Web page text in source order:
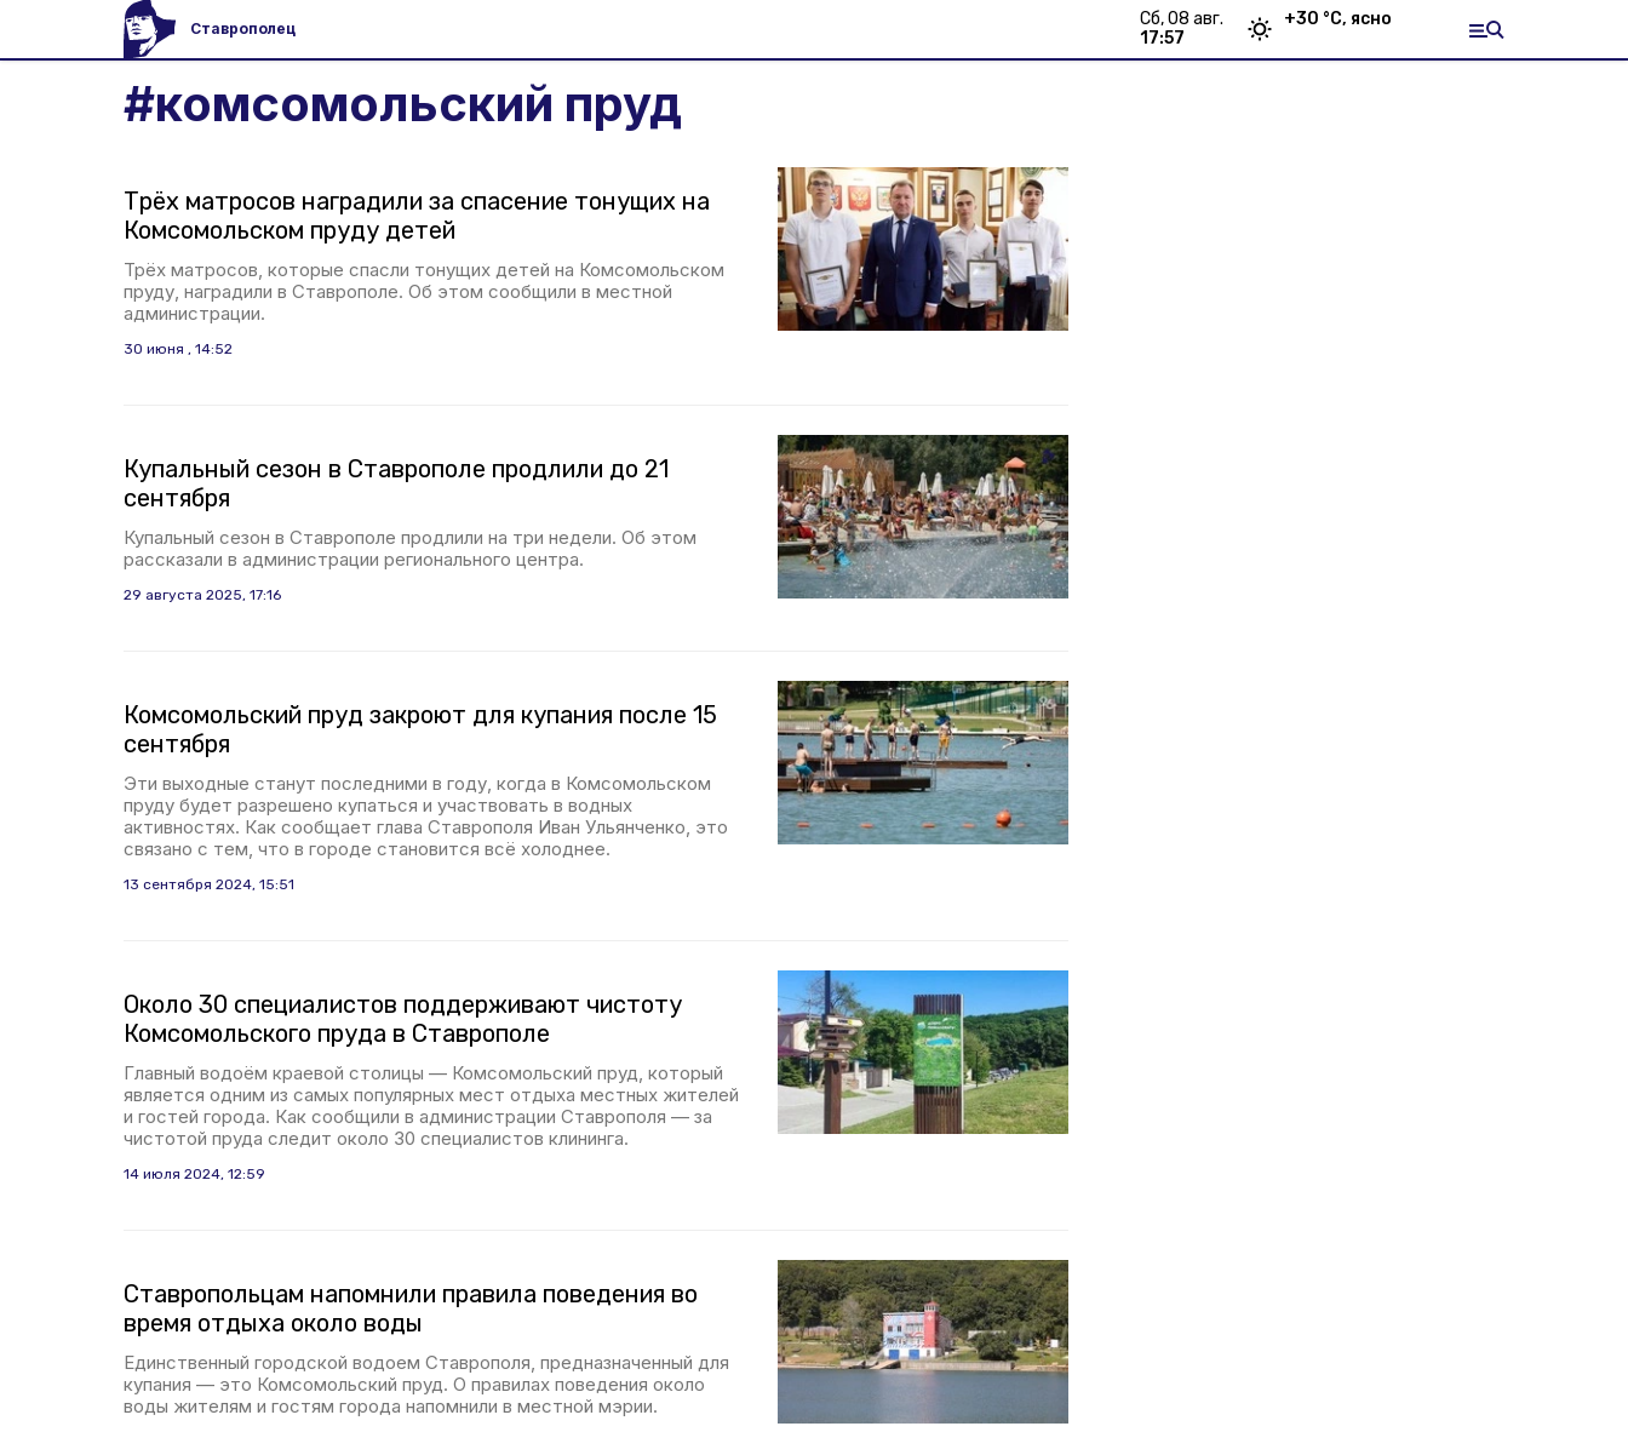
Ставрополец
сб, 08 авг.
17:57
+30 °С, ясно
#комсомольский пруд
Трёх матросов наградили за спасение тонущих на
Комсомольском пруду детей
Трёх матросов, которые спасли тонущих детей на Комсомольском
пруду, наградили в Ставрополе. Об этом сообщили в местной
администрации.
30 июня , 14:52
Купальный сезон в Ставрополе продлили до 21
сентября
Купальный сезон в Ставрополе продлили на три недели. Об этом
рассказали в администрации регионального центра.
29 августа 2025, 17:16
Комсомольский пруд закроют для купания после 15
сентября
Эти выходные станут последними в году, когда в Комсомольском
пруду будет разрешено купаться и участвовать в водных
активностях. Как сообщает глава Ставрополя Иван Ульянченко, это
связано с тем, что в городе становится всё холоднее.
13 сентября 2024, 15:51
Около 30 специалистов поддерживают чистоту
Комсомольского пруда в Ставрополе
Главный водоём краевой столицы — Комсомольский пруд, который
является одним из самых популярных мест отдыха местных жителей
и гостей города. Как сообщили в администрации Ставрополя — за
чистотой пруда следит около 30 специалистов клининга.
14 июля 2024, 12:59
Ставропольцам напомнили правила поведения во
время отдыха около воды
Единственный городской водоем Ставрополя, предназначенный для
купания — это Комсомольский пруд. О правилах поведения около
воды жителям и гостям города напомнили в местной мэрии.